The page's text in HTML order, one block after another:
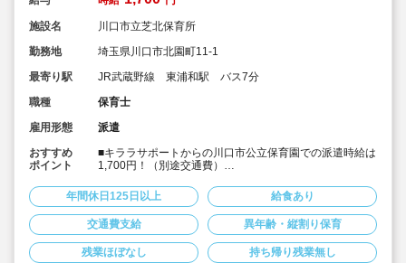
施設名
川口市立芝北保育所
勤務地
埼玉県川口市北園町11-1
最寄り駅
JR武蔵野線 東浦和駅 バス7分
職種
保育士
雇用形態
派遣
おすすめ
ポイント
■キララサポートからの川口市公立保育園での派遣時給は
1,700円！（別途交通費）
■1日あたり6時間以上での勤務時間の相談も可能です！
■土日祝完全休み＆持ち帰りや残業もありません！
■正職員が大変！パートだけど業務負担が大きい！という
方におススメです！
年間休日125日以上 給食あり
交通費支給 異年齢・縦割り保育
残業ほぼなし 持ち帰り残業無し